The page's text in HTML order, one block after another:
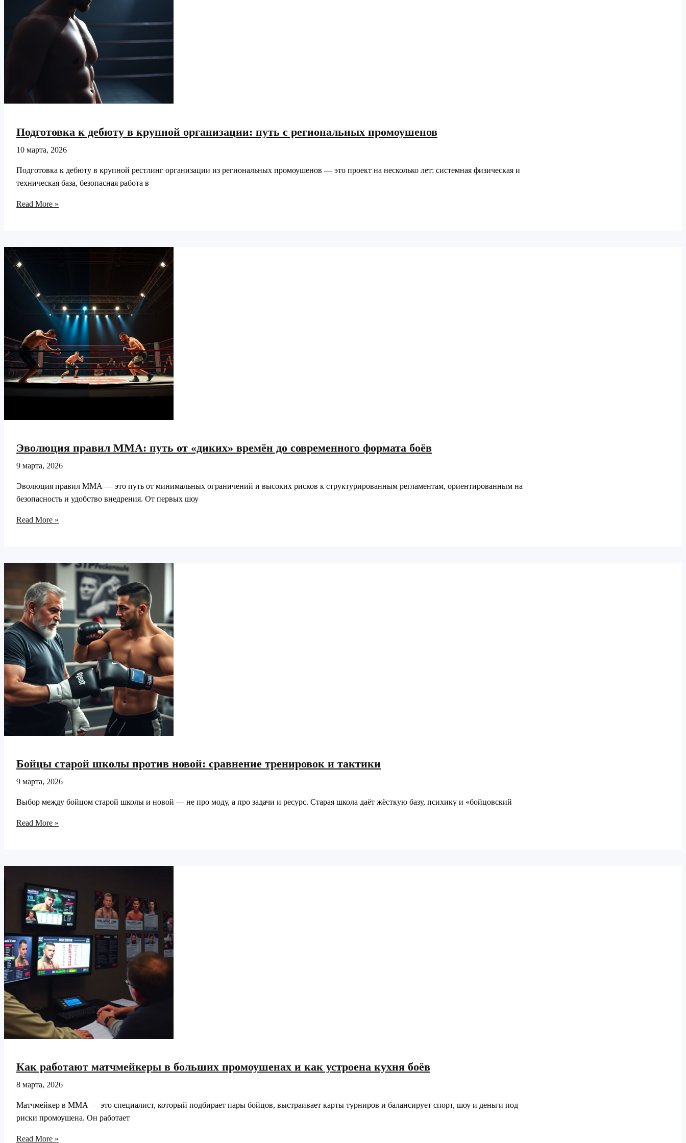
турнира
Подготовка к дебюту в крупной организации: путь с региональных промоушенов
10 марта, 2026
Подготовка к дебюту в крупной рестлинг организации из региональных промоушенов — это проект на несколько лет: системная физическая и
техническая база, безопасная работа в
Подготовка
крупной
организации:
путь
региональных
промоушенов
Read More »
Эволюция правил ММА: путь от «диких» времён до современного формата боёв
9 марта, 2026
Эволюция правил ММА — это путь от минимальных ограничений и высоких рисков к структурированным регламентам, ориентированным на
безопасность и удобство внедрения. От первых шоу
Эволюция
«диких»
времён
до
современного
формата
боёв
Read More »
Бойцы старой школы против новой: сравнение тренировок и тактики
9 марта, 2026
Выбор между бойцом старой школы и новой — не про моду, а про задачи и ресурс. Старая школа даёт жёсткую базу, психику и «бойцовский
Бойцы
сравнение
тренировок
тактики
Read More »
Как работают матчмейкеры в больших промоушенах и как устроена кухня боёв
8 марта, 2026
Матчмейкер в ММА — это специалист, который подбирает пары бойцов, выстраивает карты турниров и балансирует спорт, шоу и деньги под
риски промоушена. Он работает
Как
Read More »